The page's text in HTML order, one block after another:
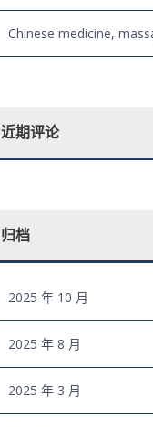
Chinese medicine,
近期评论
归档
2025 年 10 月
2025 年 8 月
2025 年 3 月